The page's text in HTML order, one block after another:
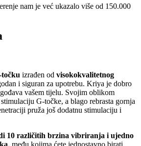
nam je već ukazalo više od 150.000
izrađen od visokokvalitetnog
i siguran za upotrebu. Kriya je dobro
vašem tijelu. Svojim oblikom
G-točke, a blago rebrasta gornja
pruža još dodatnu stimulaciju i
10 različitih brzina vibriranja i ujedno
, među kojima ćete jednostavno birati